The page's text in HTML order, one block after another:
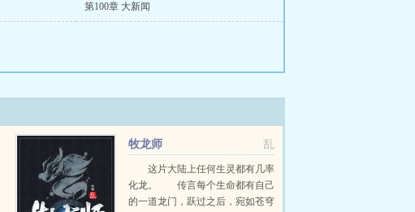
第100章 大新闻
乱
牧龙师
这片大陆上任何生灵都有几率
化龙。 传言每个生命都有自己
的一道龙门，跃过之后，宛如苍穹